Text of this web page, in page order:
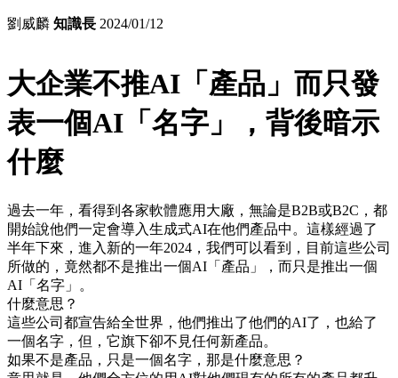
劉威麟 知識長 2024/01/12
大企業不推AI「產品」而只發
表一個AI「名字」，背後暗示
什麼
過去一年，看得到各家軟體應用大廠，無論是B2B或B2C，都
開始說他們一定會導入生成式AI在他們產品中。這樣經過了
半年下來，進入新的一年2024，我們可以看到，目前這些公司
所做的，竟然都不是推出一個AI「產品」，而只是推出一個
AI「名字」。
什麼意思？
這些公司都宣告給全世界，他們推出了他們的AI了，也給了
一個名字，但，它旗下卻不見任何新產品。
如果不是產品，只是一個名字，那是什麼意思？